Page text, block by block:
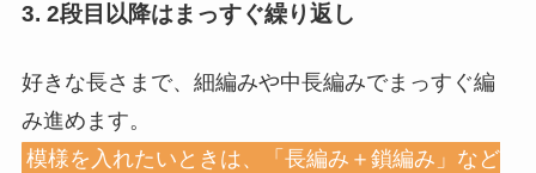
3. 2段目以降はまっすぐ繰り返し
好きな長さまで、細編みや中長編みでまっすぐ編
み進めます。
模様を入れたいときは、「長編み＋鎖編み」など